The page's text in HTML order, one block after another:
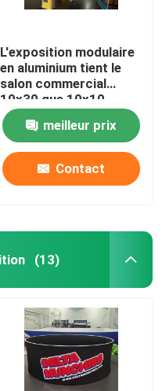
L'exposition modulaire
en aluminium tient le
salon commercial
10x30 que 10x10
sautent la cabine
meilleur prix
Contact
(13)